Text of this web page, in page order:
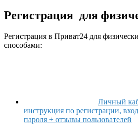
Регистрация для
Регистрация в Приват24 для
способами:
Личный
инструкция по регистрации,
пароля + отзывы пользователей